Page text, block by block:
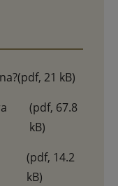
(pdf, 21 kB)
(pdf, 67.8
kB)
(pdf, 14.2
kB)